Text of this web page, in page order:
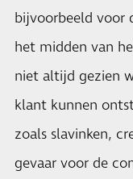
bijvoorbeeld voor
het midden van
niet altijd gezien
klant kunnen
zoals slavinken,
gevaar voor de